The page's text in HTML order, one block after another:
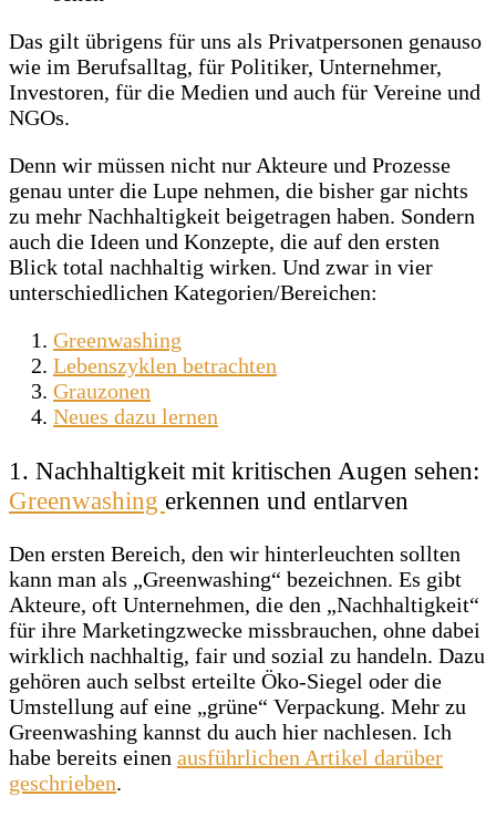
Das gilt übrigens für uns als Privatpersonen genauso
wie im Berufsalltag, für Politiker, Unternehmer,
Investoren, für die Medien und auch für Vereine und
NGOs.
Denn wir müssen nicht nur Akteure und Prozesse
genau unter die Lupe nehmen, die bisher gar nichts
zu mehr Nachhaltigkeit beigetragen haben. Sondern
auch die Ideen und Konzepte, die auf den ersten
Blick total nachhaltig wirken. Und zwar in vier
unterschiedlichen Kategorien/Bereichen:
Greenwashing
Lebenszyklen betrachten
Grauzonen
Neues dazu lernen
1. Nachhaltigkeit mit kritischen Augen sehen:
Greenwashing erkennen und entlarven
Den ersten Bereich, den wir hinterleuchten sollten
kann man als „Greenwashing“ bezeichnen. Es gibt
Akteure, oft Unternehmen, die den „Nachhaltigkeit“
für ihre Marketingzwecke missbrauchen, ohne dabei
wirklich nachhaltig, fair und sozial zu handeln. Dazu
gehören auch selbst erteilte Öko-Siegel oder die
Umstellung auf eine „grüne“ Verpackung. Mehr zu
Greenwashing kannst du auch hier nachlesen. Ich
habe bereits einen ausführlichen Artikel darüber
geschrieben.